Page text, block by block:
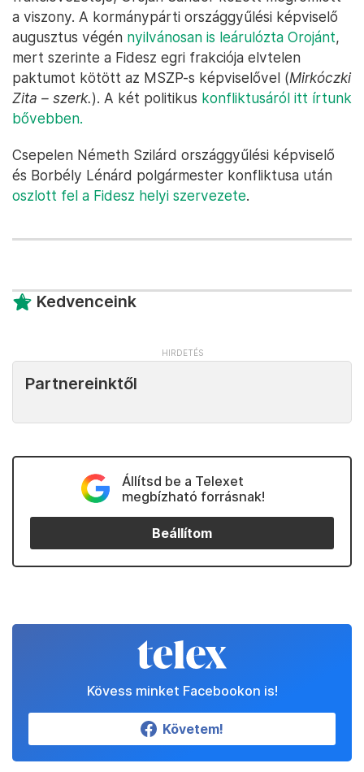
a viszony. A kormánypárti országgyűlési képviselő
augusztus végén nyilvánosan is leárulózta Orojánt,
mert szerinte a Fidesz egri frakciója elvtelen
paktumot kötött az MSZP-s képviselővel (Mirkóczki
Zita – szerk.). A két politikus konfliktusáról itt írtunk
bővebben.
Csepelen Németh Szilárd országgyűlési képviselő
és Borbély Lénárd polgármester konfliktusa után
oszlott fel a Fidesz helyi szervezete.
Kedvenceink
Partnereinktől
Állítsd be a Telexet
megbízható forrásnak!
Beállítom
Kövess minket Facebookon is!
Követem!